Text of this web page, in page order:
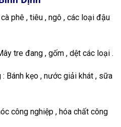
phê , tiêu , ngô , các loại đậu
tre đang , gốm , dệt các loại .
Bánh kẹo , nước giải khát , sữa
công nghiệp , hóa chất công